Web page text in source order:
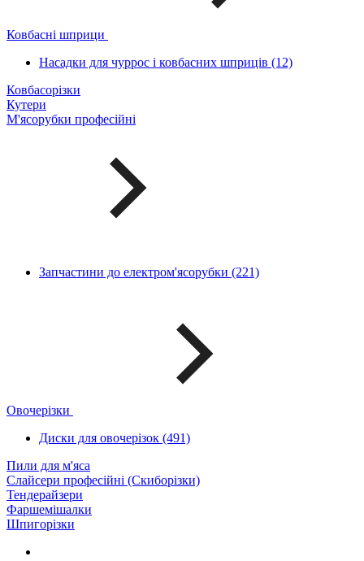
Ковбасні шприци
Насадки для чуррос і ковбасних шприців (12)
Ковбасорізки
Кутери
М'ясорубки професійні
Запчастини до електром'ясорубки (221)
Овочерізки
Диски для овочерізок (491)
Пили для м'яса
Слайсери професійні (Скиборізки)
Тендерайзери
Фаршемішалки
Шпигорізки